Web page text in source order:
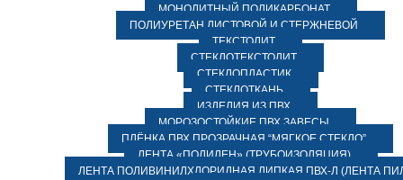
МОНОЛИТНЫЙ ПОЛИКАРБОНАТ
ПОЛИУРЕТАН ЛИСТОВОЙ И СТЕРЖНЕВОЙ
ТЕКСТОЛИТ
СТЕКЛОТЕКСТОЛИТ
СТЕКЛОПЛАСТИК
СТЕКЛОТКАНЬ
ИЗДЕЛИЯ ИЗ ПВХ
МОРОЗОСТОЙКИЕ ПВХ ЗАВЕСЫ
ПЛЁНКА ПВХ ПРОЗРАЧНАЯ “МЯГКОЕ СТЕКЛО”
ЛЕНТА «ПОЛИЛЕН» (ТРУБОИЗОЛЯЦИЯ)
ЛЕНТА ПОЛИВИНИЛХЛОРИДНАЯ ЛИПКАЯ ПВХ-Л (ЛЕНТА